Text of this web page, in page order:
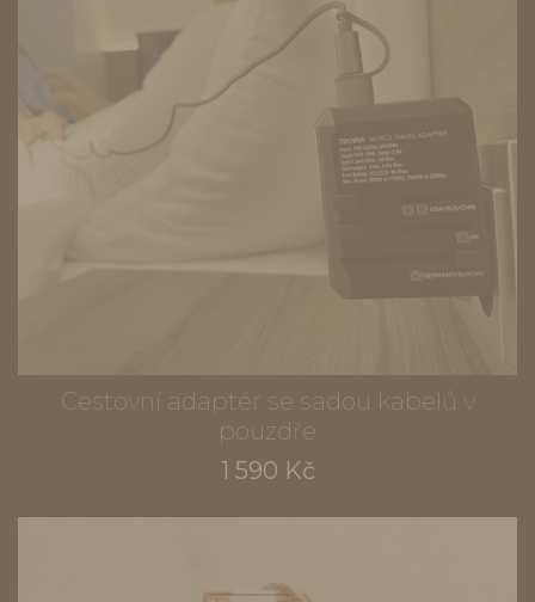
Cestovní adaptér se sadou kabelů v
pouzdře
1 590 Kč